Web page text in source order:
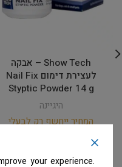
Show Tech – אבקה
לעצירת דימום Nail Fix
Styptic Powder 14 g
היגיינה
המחיר ייחשף רק לבעלי
your experience.